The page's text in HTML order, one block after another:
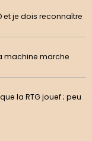
et je dois reconnaître
machine marche
la RTG jouef ; peu